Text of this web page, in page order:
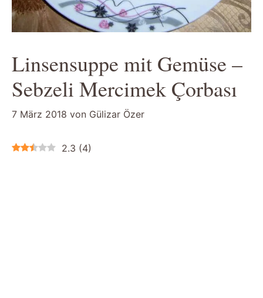
Linsensuppe mit Gemüse –
Sebzeli Mercimek Çorbası
7 März 2018 von Gülizar Özer
2.3 (4)